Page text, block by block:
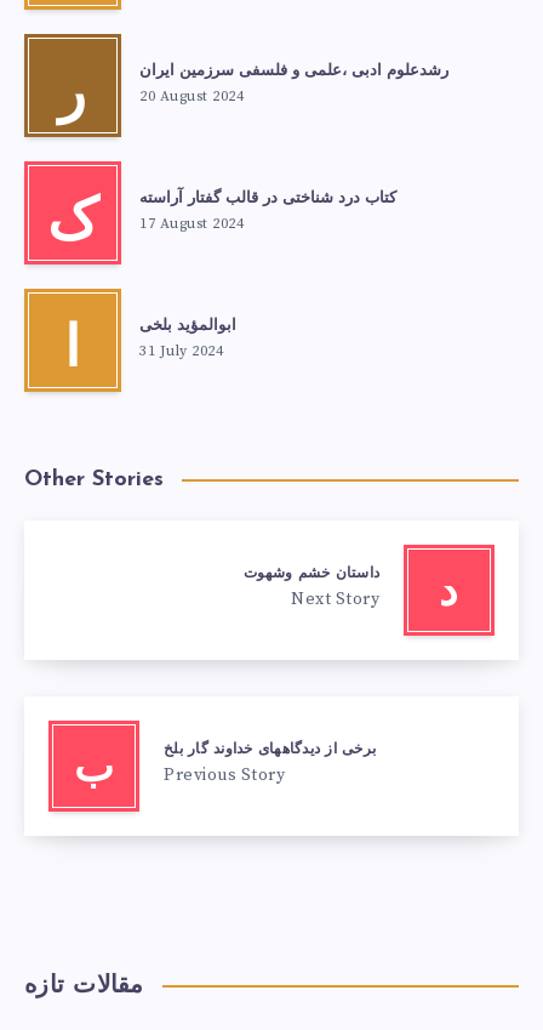
ر رشدعلوم ادبی ،علمی و فلسفی سرزمین ایران
20 August 2024
ک کتاب درد شناختی در قالب گفتار آراسته
17 August 2024
ا ابوالمؤید بلخی
31 July 2024
Other Stories
د داستان خشم وشهوت
Next Story
ب برخی از دیدگاههای خداوند گار بلخ
Previous Story
مقالات تازه